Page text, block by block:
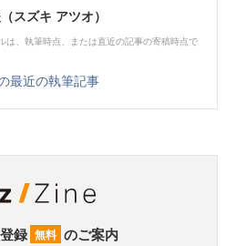
スズキ アツオ）
は、執筆時点、または直近の記事の寄稿時点で
最近の執筆記事
録 無料 のご案内